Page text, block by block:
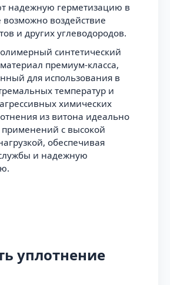
надежную герметизацию в
возможно воздействие
и других углеводородов.
синтетический
материал премиум-класса,
для использования в
температур и
химических
из витона идеально
применений с высокой
обеспечивая
и надежную
уплотнение